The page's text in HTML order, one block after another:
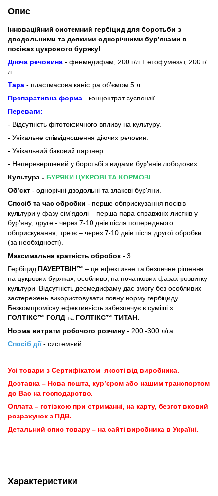
Опис
Інноваційний системний гербіцид для боротьби з
дводольними та деякими однорічними бур’янами в
посівах цукрового буряку!
Діюча речовина - фенмедифам, 200 г/л + етофумезат, 200 г/
л.
Тара - пластмасова каністра об’ємом 5 л.
Препаративна форма - концентрат суспензії.
Переваги:
- Відсутність фітотоксичного впливу на культуру.
- Унікальне співвідношення діючих речовин.
- Унікальний баковий партнер.
- Неперевершений у боротьбі з видами бур’янів лободових.
Культура - БУРЯКИ ЦУКРОВІ ТА КОРМОВІ.
Об’єкт - однорічні дводольні та злакові бур'яни.
Спосіб та час обробки - перше обприскування посівів
культури у фазу сім'ядолі – перша пара справжніх листків у
бур’яну; друге - через 7-10 днів після попереднього
обприскування; третє – через 7-10 днів після другої обробки
(за необхідності).
Максимальна кратність обробок - 3.
Гербіцид ПАУЕРТВІН™ – це ефективне та безпечне рішення
на цукрових буряках, особливо, на початкових фазах розвитку
культури. Відсутність десмедифаму дає змогу без особливих
застережень використовувати повну норму гербіциду.
Безкомпромісну ефективність забезпечує в суміші з
ГОЛТІКС™ ГОЛД та ГОЛТІКС™ ТИТАН.
Норма витрати робочого розчину - 200 -300 л/га.
Спосіб дії - системний.
Усі товари з Сертифікатом якості від виробника.
Доставка – Нова пошта, кур’єром або нашим транспортом
до Вас на господарство.
Оплата – готівкою при отриманні, на карту, безготівковий
розрахунок з ПДВ.
Детальний опис товару – на сайті виробника в Україні.
Характеристики